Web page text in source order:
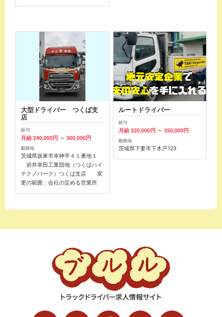
大型ドライバー つくば支
店
給与
月給 240,000円 ～ 300,000円
勤務地
茨城県坂東市幸神平４１番地１
岩井幸田工業団地（つくばハイ
テクノパーク）つくば支店 変
更の範囲：会社の定める営業所
ルートドライバー
給与
月給 320,000円 ～ 350,000円
勤務地
茨城県下妻市下木戸123